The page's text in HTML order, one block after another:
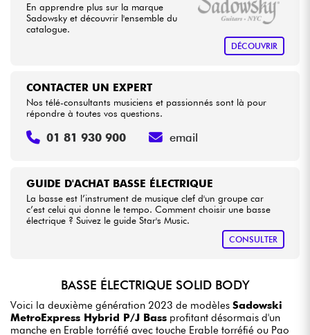
En apprendre plus sur la marque
Sadowsky et découvrir l'ensemble du
catalogue.
DÉCOUVRIR
GUIDE D'ACHAT BASSE ÉLECTRIQUE
La basse est l’instrument de musique clef d'un groupe car
c’est celui qui donne le tempo. Comment choisir une basse
électrique ? Suivez le guide Star's Music.
CONSULTER
CONTACTER UN EXPERT
Nos télé-consultants musiciens et passionnés sont là pour
répondre à toutes vos questions.
01 81 930 900 email
BASSE ÉLECTRIQUE SOLID BODY
Voici la deuxième génération 2023 de modèles Sadowski
MetroExpress Hybrid P/J Bass profitant désormais d'un
manche en Erable torréfié avec touche Erable torréfié ou Pao